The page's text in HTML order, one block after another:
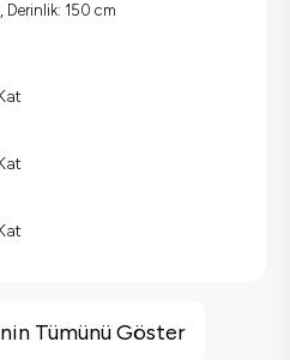
Derinlik: 150 cm
Tümünü Göster